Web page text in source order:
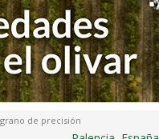
de precisión